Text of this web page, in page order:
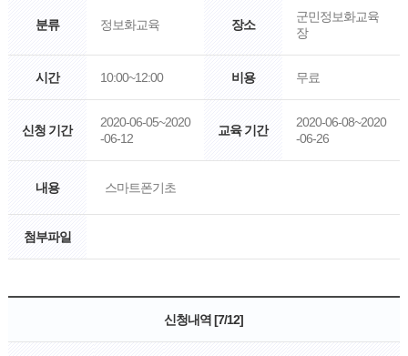
분류 정보화교육 장소
군민정보화교육
장
시간 10:00~12:00 비용 무료
신청 기간
2020-06-05~2020
-06-12
교육 기간
2020-06-08~2020
-06-26
내용 스마트폰기초
첨부파일
신청내역 [7/12]